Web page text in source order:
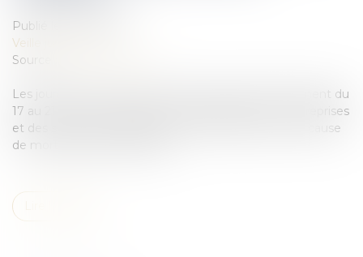
Publié le :
Veille juridique
Source :
Les journées de la sécurité routière au travail se tiennent du
17 au 21 mai. Une semaine de sensibilisation des entreprises
et des salariés aux dangers de la conduite, première cause
de mortalité professionnelle...